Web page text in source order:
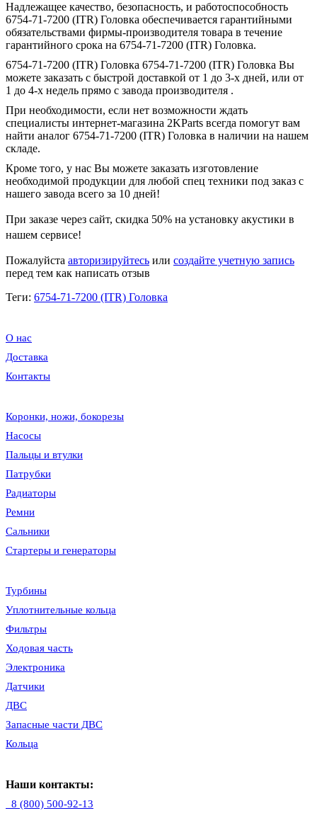
Надлежащее качество, безопасность, и работоспособность
6754-71-7200 (ITR) Головка обеспечивается гарантийными
обязательствами фирмы-производителя товара в течение
гарантийного срока на 6754-71-7200 (ITR) Головка.
6754-71-7200 (ITR) Головка 6754-71-7200 (ITR) Головка Вы
можете заказать с быстрой доставкой от 1 до 3-х дней, или от
1 до 4-х недель прямо с завода производителя .
При необходимости, если нет возможности ждать
специалисты интернет-магазина 2KParts всегда помогут вам
найти аналог 6754-71-7200 (ITR) Головка в наличии на нашем
складе.
Кроме того, у нас Вы можете заказать изготовление
необходимой продукции для любой спец техники под заказ с
нашего завода всего за 10 дней!
При заказе через сайт, скидка 50% на установку акустики в
нашем сервисе!
Пожалуйста авторизируйтесь или создайте учетную запись
перед тем как написать отзыв
Теги: 6754-71-7200 (ITR) Головка
О нас
Доставка
Контакты
Коронки, ножи, бокорезы
Насосы
Пальцы и втулки
Патрубки
Радиаторы
Ремни
Сальники
Стартеры и генераторы
Турбины
Уплотнительные кольца
Фильтры
Ходовая часть
Электроника
Датчики
ДВС
Запасные части ДВС
Кольца
Наши контакты:
8 (800) 500-92-13